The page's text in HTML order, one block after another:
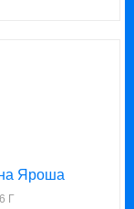
Яроша
Г